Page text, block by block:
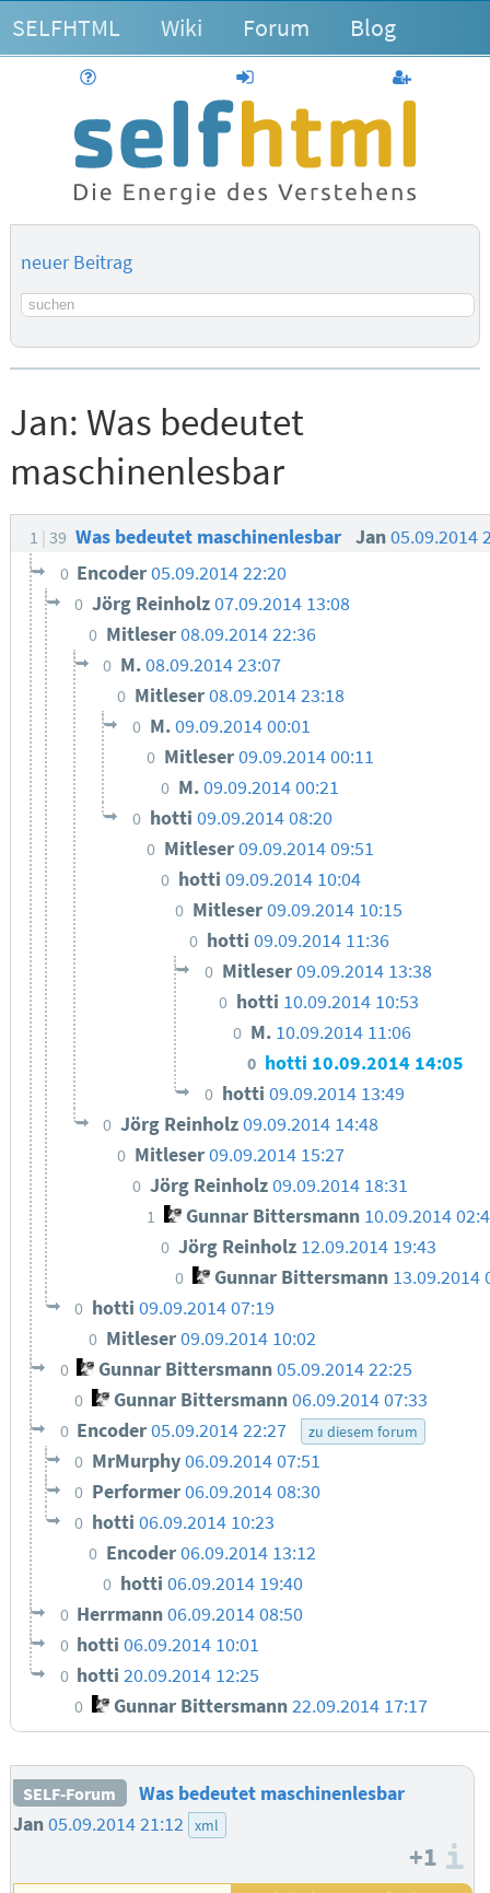
SELFHTML Wiki Forum Blog
anmelden
neuer Beitrag
Suchbegriff
Jan: Was bedeutet
maschinenlesbar
1 39 Was bedeutet maschinenlesbar Jan05.09.2014
0 Encoder05.09.2014 22:20
0 Jörg Reinholz07.09.2014 13:08
0 Mitleser08.09.2014 22:36
0 M.08.09.2014 23:07
0 Mitleser08.09.2014 23:18
0 M.09.09.2014 00:01
0 Mitleser09.09.2014 00:11
0 M.09.09.2014 00:21
0 hotti 09.09.2014 08:20
0 Mitleser09.09.2014 09:51
0 hotti 09.09.2014 10:04
0 Mitleser09.09.2014 10:15
0 hotti09.09.2014 11:36
0 Mitleser09.09.2014 13:38
0 hotti 10.09.2014 10:53
0 M. 10.09.2014 11:06
0 hotti 10.09.2014 14:05
0 hotti 09.09.2014 13:49
0 Jörg Reinholz09.09.2014 14:48
0 Mitleser09.09.2014 15:27
0 Jörg Reinholz09.09.2014 18:31
1 Gunnar Bittersmann 10.09.2014
0 Jörg Reinholz 12.09.2014 19:43
0 Gunnar Bittersmann 13.09.2014
0 hotti 09.09.2014 07:19
0 Mitleser09.09.2014 10:02
0 Gunnar Bittersmann05.09.2014 22:25
0 Gunnar Bittersmann 06.09.2014 07:33
0 Encoder05.09.2014 22:27 zu diesem forum
0 MrMurphy06.09.2014 07:51
0 Performer06.09.2014 08:30
0 hotti 06.09.2014 10:23
0 Encoder06.09.2014 13:12
0 hotti06.09.2014 19:40
0 Herrmann06.09.2014 08:50
0 hotti06.09.2014 10:01
0 hotti20.09.2014 12:25
0 Gunnar Bittersmann 22.09.2014 17:17
SELF-Forum
Was bedeutet maschinenlesbar
Jan05.09.2014 21:12 xml
+1